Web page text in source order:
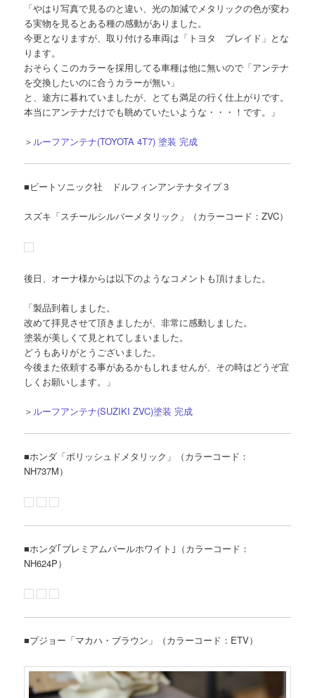
「やはり写真で見るのと違い、光の加減でメタリックの色が変わ
る実物を見るとある種の感動がありました。
今更となりますが、取り付ける車両は「トヨタ ブレイド」とな
ります。
おそらくこのカラーを採用してる車種は他に無いので「アンテナ
を交換したいのに合うカラーが無い」
と、途方に暮れていましたが、とても満足の行く仕上がりです。
本当にアンテナだけでも眺めていたいような・・・！です。」
＞ ルーフアンテナ(TOYOTA 4T7) 塗装 完成
■ビートソニック社 ドルフィンアンテナタイプ３
スズキ「スチールシルバーメタリック」（カラーコード：ZVC）
後日、オーナ様からは以下のようなコメントも頂けました。
「製品到着しました。
改めて拝見させて頂きましたが、非常に感動しました。
塗装が美しくて見とれてしまいました。
どうもありがとうございました。
今後また依頼する事があるかもしれませんが、その時はどうぞ宜
しくお願いします。」
＞ ルーフアンテナ(SUZIKI ZVC)塗装 完成
■ホンダ「ポリッシュドメタリック」（カラーコード：
NH737M）
■ホンダ｢プレミアムパールホワイト｣（カラーコード：
NH624P）
■プジョー「マカハ・ブラウン」（カラーコード：ETV）